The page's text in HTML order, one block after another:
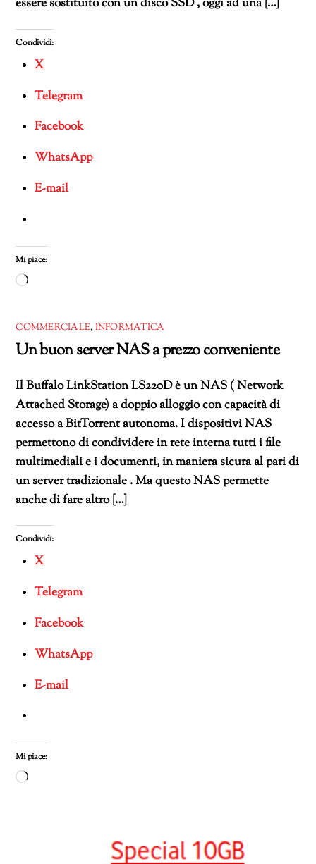
essere sostituito con un disco SSD , oggi ad una […]
Condividi:
X
Telegram
Facebook
WhatsApp
E-mail
Mi piace:
Caricamento
corso…
COMMERCIALE, INFORMATICA
Un buon server NAS a prezzo conveniente
Il Buffalo LinkStation LS220D è un NAS ( Network
Attached Storage) a doppio alloggio con capacità di
accesso a BitTorrent autonoma. I dispositivi NAS
permettono di condividere in rete interna tutti i file
multimediali e i documenti, in maniera sicura al pari di
un server tradizionale . Ma questo NAS permette
anche di fare altro […]
Condividi:
X
Telegram
Facebook
WhatsApp
E-mail
Mi piace:
Caricamento